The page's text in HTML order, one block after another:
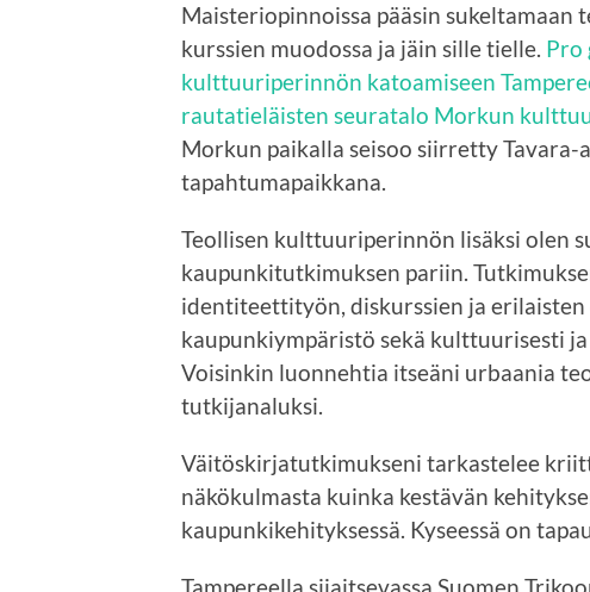
Maisteriopinnoissa pääsin
kurssien muodossa ja jäin sille tielle. Pro
kulttuuriperinnön katoamiseen
rautatieläisten seuratalo Morkun
Morkun paikalla seisoo siirretty
tapahtumapaikkana.
Teollisen kulttuuriperinnön lisäksi olen
kaupunkitutkimuksen pariin.
identiteettityön, diskurssien ja
kaupunkiympäristö sekä kulttuurisesti
Voisinkin luonnehtia itseäni urbaania
tutkijanaluksi.
Väitöskirjatutkimukseni tarkastelee
näkökulmasta kuinka kestävän
kaupunkikehityksessä. Kyseessä on